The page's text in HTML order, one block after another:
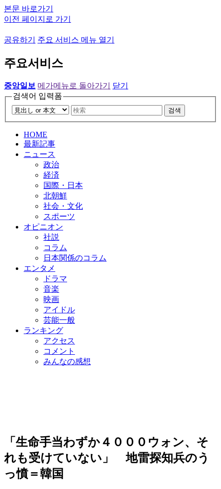
본문 바로가기
이전 페이지로 가기
공유하기 주요 서비스 메뉴 열기
주요서비스
중앙일보 메가메뉴로 돌아가기
닫기
검색어 입력폼
검색
HOME
最新記事
ニュース
政治
経済
国際・日本
北朝鮮
社会・文化
スポーツ
オピニオン
社説
コラム
日本関係のコラム
エンタメ
ドラマ
音楽
映画
アイドル
芸能一般
ランキング
アクセス
コメント
みんなの感想
「生命手当わずか４０００ウォン、そ
れも受けていない」 地雷探知兵のう
っ憤＝韓国